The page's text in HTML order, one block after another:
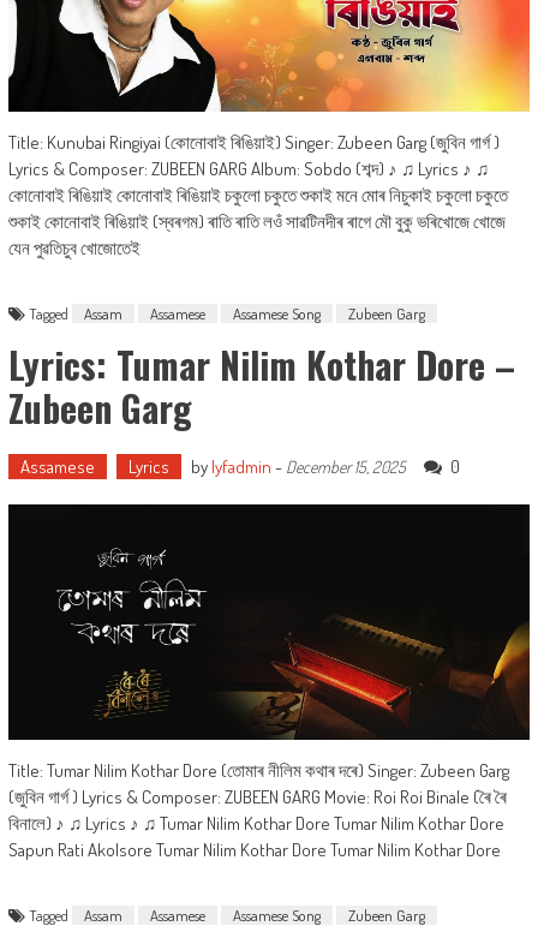
Title: Kunubai Ringiyai (কোনোবাই ৰিঙিয়াই) Singer: Zubeen Garg (জুবিন গাৰ্গ )
Lyrics & Composer: ZUBEEN GARG Album: Sobdo (শব্দ) ♪ ♫ Lyrics ♪ ♫
কোনোবাই ৰিঙিয়াই কোনোবাই ৰিঙিয়াই চকুলো চকুতে শুকাই মনে মোৰ নিচুকাই চকুলো চকুতে
শুকাই কোনোবাই ৰিঙিয়াই (স্বৰগম) ৰাতি ৰাতি লওঁ সাৱটিনদীৰ ৰাগে মৌ বুকু ভৰিখোজে খোজে
যেন পুৱতিচুব খোজোতেই
Tagged Assam Assamese Assamese Song Zubeen Garg
Lyrics: Tumar Nilim Kothar Dore –
Zubeen Garg
Assamese Lyrics by lyfadmin - December 15, 2025 0
Title: Tumar Nilim Kothar Dore (তোমাৰ নীলিম কথাৰ দৰে) Singer: Zubeen Garg
(জুবিন গাৰ্গ ) Lyrics & Composer: ZUBEEN GARG Movie: Roi Roi Binale (ৰৈ ৰৈ
বিনালে) ♪ ♫ Lyrics ♪ ♫ Tumar Nilim Kothar Dore Tumar Nilim Kothar Dore
Sapun Rati Akolsore Tumar Nilim Kothar Dore Tumar Nilim Kothar Dore
Tagged Assam Assamese Assamese Song Zubeen Garg